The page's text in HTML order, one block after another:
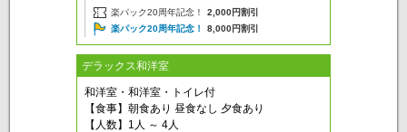
楽パック20周年記念！
2,000円割引
楽パック20周年記念！
8,000円割引
デラックス和洋室
和洋室・和洋室・トイレ付
【食事】朝食あり 昼食なし 夕食あり
【人数】1人 ～ 4人